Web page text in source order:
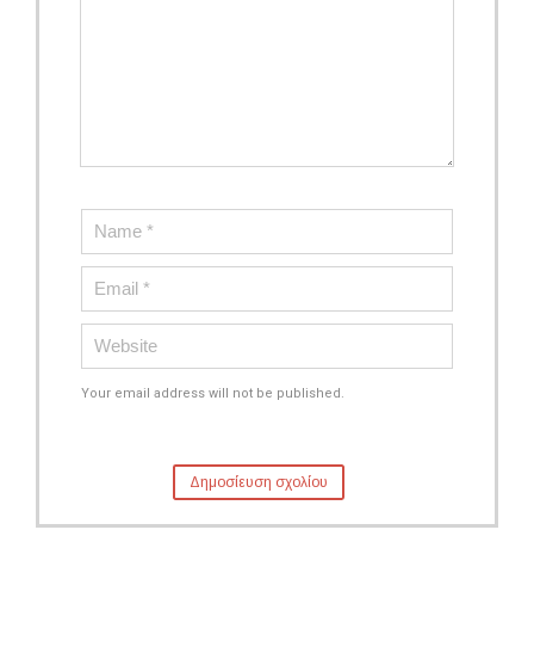
Your email address will not be published.